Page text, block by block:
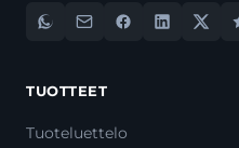
TUOTTEET
Tuoteluettelo